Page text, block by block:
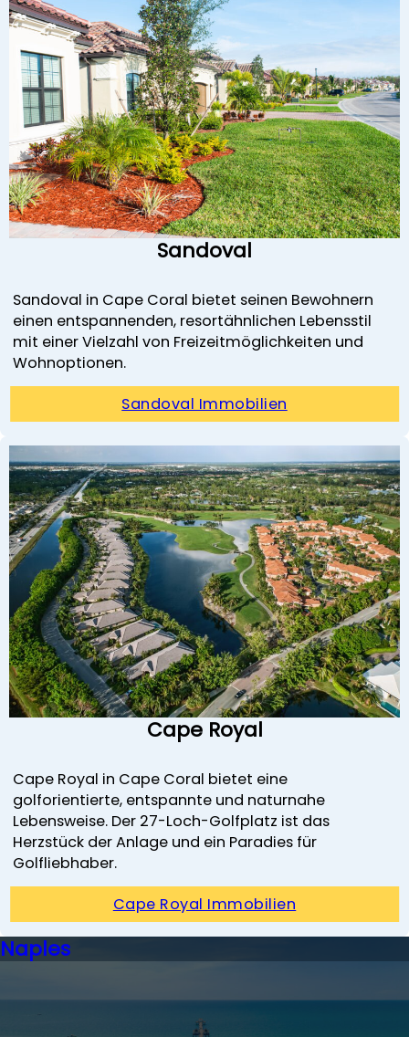
Sandoval
Sandoval in Cape Coral bietet seinen Bewohnern
einen entspannenden, resortähnlichen Lebensstil
mit einer Vielzahl von Freizeitmöglichkeiten und
Wohnoptionen.
Sandoval Immobilien
Cape Royal
Cape Royal in Cape Coral bietet eine
golforientierte, entspannte und naturnahe
Lebensweise. Der 27-Loch-Golfplatz ist das
Herzstück der Anlage und ein Paradies für
Golfliebhaber.
Cape Royal Immobilien
Naples